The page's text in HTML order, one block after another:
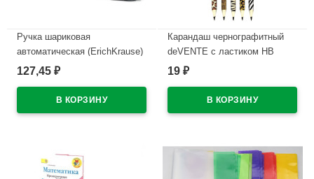
Ручка шариковая
автоматическая (ErichKrause)
Megapolis Концепция
корпус, резиновый упор,
черный арт.32 (Ст.12)
127,45 ₽
Карандаш чернографитный
deVENTE с ластиком HB
Животное (Animal) корпус
19 ₽